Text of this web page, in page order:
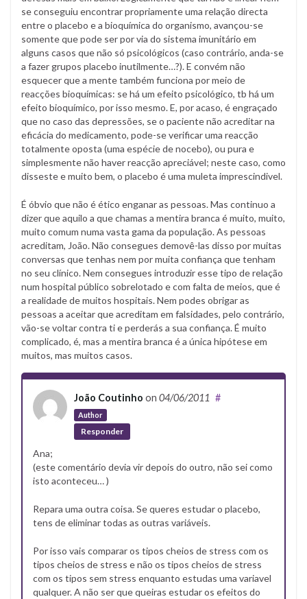
se conseguiu encontrar propriamente uma relação directa
entre o placebo e a bioquímica do organismo, avançou-se
somente que pode ser por via do sistema imunitário em
alguns casos que não só psicológicos (caso contrário, anda-se
a fazer grupos placebo inutilmente…?). E convém não
esquecer que a mente também funciona por meio de
reacções bioquímicas: se há um efeito psicológico, tb há um
efeito bioquímico, por isso mesmo. E, por acaso, é engraçado
que no caso das depressões, se o paciente não acreditar na
eficácia do medicamento, pode-se verificar uma reacção
totalmente oposta (uma espécie de nocebo), ou pura e
simplesmente não haver reacção apreciável; neste caso, como
disseste e muito bem, o placebo é uma muleta imprescindivel.
É óbvio que não é ético enganar as pessoas. Mas continuo a
dizer que aquilo a que chamas a mentira branca é muito, muito,
muito comum numa vasta gama da população. As pessoas
acreditam, João. Não consegues demovê-las disso por muitas
conversas que tenhas nem por muita confiança que tenham
no seu clínico. Nem consegues introduzir esse tipo de relação
num hospital público sobrelotado e com falta de meios, que é
a realidade de muitos hospitais. Nem podes obrigar as
pessoas a aceitar que acreditam em falsidades, pelo contrário,
vão-se voltar contra ti e perderás a sua confiança. É muito
complicado, é, mas a mentira branca é a única hipótese em
muitos, mas muitos casos.
João Coutinho on 04/06/2011
Author
#
Responder
Ana;
(este comentário devia vir depois do outro, não sei como
isto aconteceu… )
Repara uma outra coisa. Se queres estudar o placebo,
tens de eliminar todas as outras variáveis.
Por isso vais comparar os tipos cheios de stress com os
tipos cheios de stress e não os tipos cheios de stress
com os tipos sem stress enquanto estudas uma variavel
qualquer. A não ser que queiras estudar os efeitos do